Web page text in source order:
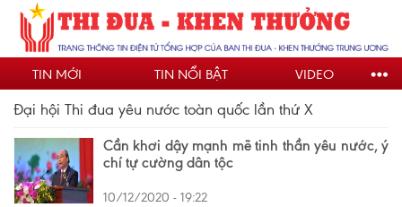
Nhảy
đến
nội
dungTIN MỚI TIN NỔI BẬT VIDEO
Đại hội Thi đua yêu nước toàn quốc lần thứ X
Cần khơi dậy mạnh mẽ tinh thần yêu nước, ý
chí tự cường dân tộc
10/12/2020 - 19:22